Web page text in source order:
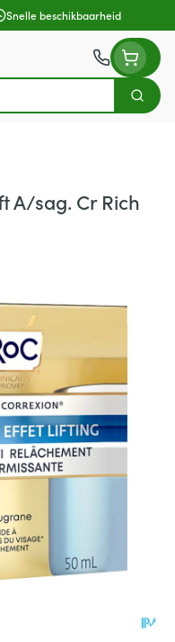
Snelle beschikbaarheid
Zoek
A/sag. Cr Rich